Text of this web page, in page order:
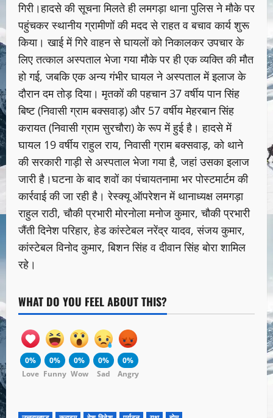
गिरी।हादसे की सूचना मिलते ही लमगड़ा थाना पुलिस ने मौके पर
पहुंचकर स्थानीय ग्रामीणों की मदद से राहत व बचाव कार्य शुरू
किया। खाई में गिरे वाहन से घायलों को निकालकर उपचार के
लिए तत्काल अस्पताल भेजा गया मौके पर ही एक व्यक्ति की मौत
हो गई, जबकि एक अन्य गंभीर घायल ने अस्पताल में इलाज के
दौरान दम तोड़ दिया। मृतकों की पहचान 37 वर्षीय पान सिंह
बिष्ट (निवासी ग्राम बक्सवाड़) और 57 वर्षीय मेहरबान सिंह
करायत (निवासी ग्राम सुरचौरा) के रूप में हुई है। हादसे में
घायल 19 वर्षीय राहुल राय, निवासी ग्राम बक्सवाड़, को थाने
की सरकारी गाड़ी से अस्पताल भेजा गया है, जहां उसका इलाज
जारी है।घटना के बाद शवों का पंचायतनामा भर पोस्टमार्टम की
कार्रवाई की जा रही है। रेस्क्यू ऑपरेशन में थानाध्यक्ष लमगड़ा
राहुल राठी, चौकी प्रभारी मोरनोला मनोज कुमार, चौकी प्रभारी
जैंती दिनेश परिहार, हेड कांस्टेबल नरेंद्र यादव, संजय कुमार,
कांस्टेबल विनोद कुमार, बिशन सिंह व दीवान सिंह बोरा शामिल
रहे।
WHAT DO YOU FEEL ABOUT THIS?
0%
Love
0%
Funny
0%
Wow
0%
Sad
0%
Angry